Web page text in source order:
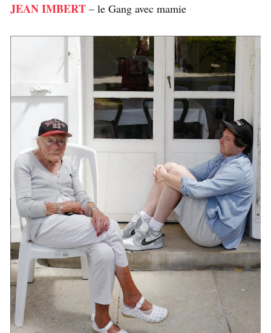
JEAN IMBERT – le Gang avec mamie